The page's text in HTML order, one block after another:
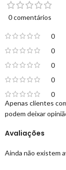
0 comentários
0
0
0
0
0
Avaliações
Ainda não existem
Apenas clientes
podem deixar